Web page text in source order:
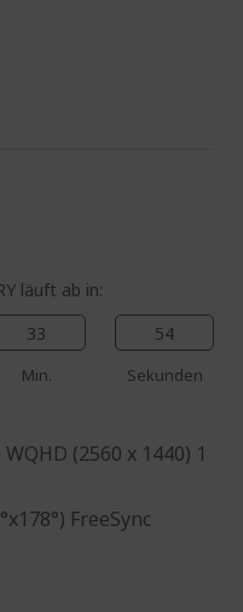
läuft ab in:
33
Min.
54
Sekunden
(2560 x 1440) 1
FreeSync